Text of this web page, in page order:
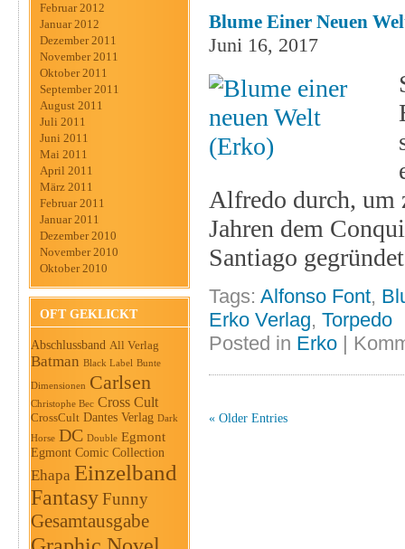
Februar 2012
Januar 2012
Dezember 2011
November 2011
Oktober 2011
September 2011
August 2011
Juli 2011
Juni 2011
Mai 2011
April 2011
März 2011
Februar 2011
Januar 2011
Dezember 2010
November 2010
Oktober 2010
OFT GEKLICKT
Abschlussband All Verlag
Batman Black Label Bunte
Dimensionen Carlsen
Christophe Bec Cross Cult
CrossCult Dantes Verlag Dark
Horse DC Double Egmont
Egmont Comic Collection
Ehapa Einzelband
FantasyFunny
Gesamtausgabe
Blume Einer Neuen
Juni 16, 2017
Alfredo durch, um
Jahren dem
Santiago
Tags: Alfonso Font,
Erko Verlag, Torpedo
Posted in Erko
« Older Entries